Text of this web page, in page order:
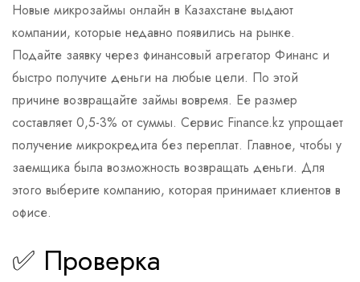
Новые микрозаймы онлайн в Казахстане выдают
компании, которые недавно появились на рынке.
Подайте заявку через финансовый агрегатор Финанс и
быстро получите деньги на любые цели. По этой
причине возвращайте займы вовремя. Ее размер
составляет 0,5-3% от суммы. Сервис Finance.kz упрощает
получение микрокредита без переплат. Главное, чтобы у
заемщика была возможность возвращать деньги. Для
этого выберите компанию, которая принимает клиентов в
офисе.
✅ Проверка